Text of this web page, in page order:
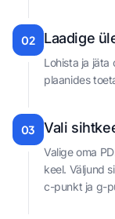
02 Laadige
Lohista ja jäta
plaanides
03 Vali
Valige oma
keel. Väljund
c-punkt ja g-